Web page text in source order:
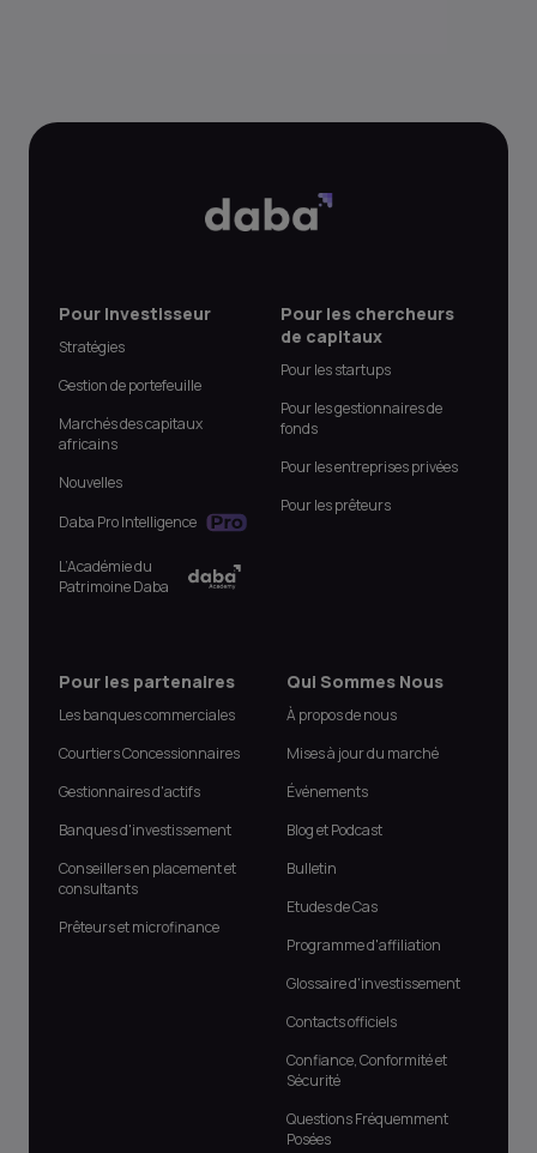
Pour Investisseur
Stratégies
Gestion de portefeuille
Marchés des capitaux
africains
Nouvelles
Daba Pro Intelligence
L’Académie du
Patrimoine Daba
Pour les chercheurs
de capitaux
Pour les startups
Pour les gestionnaires de
fonds
Pour les entreprises privées
Pour les prêteurs
Pour les partenaires
Les banques commerciales
Courtiers Concessionnaires
Gestionnaires d'actifs
Banques d'investissement
Conseillers en placement et
consultants
Prêteurs et microfinance
Qui Sommes Nous
À propos de nous
Mises à jour du marché
Événements
Blog et Podcast
Bulletin
Etudes de Cas
Programme d'affiliation
Glossaire d'investissement
Contacts officiels
Confiance, Conformité et
Sécurité
Questions Fréquemment
Posées